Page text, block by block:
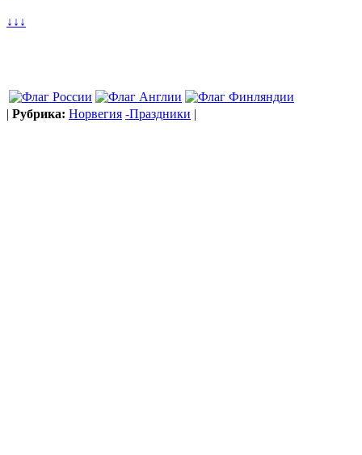
↓↓ ↓
| Рубрика: Норвегия -Праздники |